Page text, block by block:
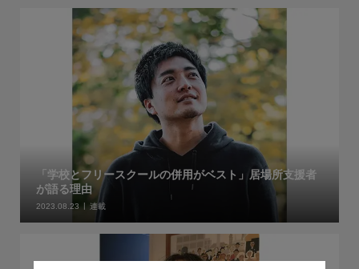
「学校とフリースクールの併用がベスト」居場所支援者
が語る理由
2023.08.23 連載